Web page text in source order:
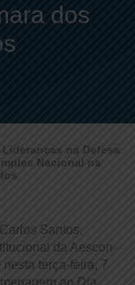
dos
na Defesa
Nacional na
Santos,
da Aescon-
terça-feira, 7
ao Dia